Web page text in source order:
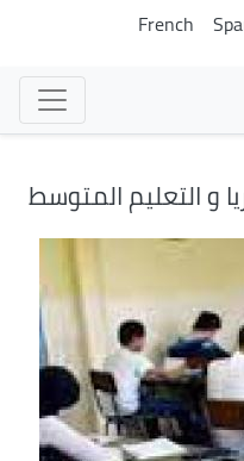
French
و التعليم المتوسط